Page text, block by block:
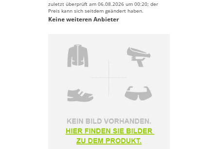
zuletzt überprüft am 06.08.2026 um 00:20; der
Preis kann sich seitdem geändert haben.
Keine weiteren Anbieter